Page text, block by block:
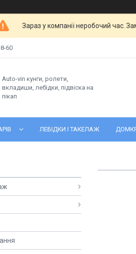
Зараз у компанії неробочий час.
60
Auto-vin кунги, ролети,
вкладиши, лебідки, підвіска на
пікап
ЛЕБІДКИ І ТАКЕЛАЖ